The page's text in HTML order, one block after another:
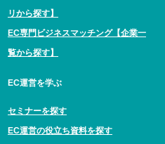
リから探す】
EC専門ビジネスマッチング【企業一
覧から探す】
EC運営を学ぶ
セミナーを探す
EC運営の役立ち資料を探す